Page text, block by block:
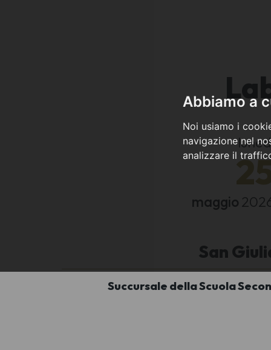
Abbiamo a
Noi usiamo i
navigazione nel
analizzare il
maggio
San
Succursale della Scuola